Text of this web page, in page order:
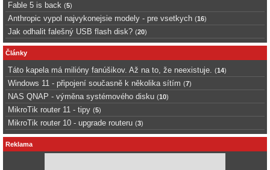
Fable 5 is back (5)
Anthropic vypol najvykonejsie modely - pre vsetkych (16)
Jak odhalit falešný USB flash disk? (20)
Články
Táto kapela má milióny fanúšikov. Až na to, že neexistuje. (14)
Windows 11 - připojení současně k několika sítím (7)
NAS QNAP - výměna systémového disku (10)
MikroTik router 11 - tipy (5)
MikroTik router 10 - upgrade routeru (3)
Reklama